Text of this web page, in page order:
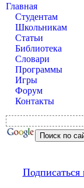
Главная
Студентам
Школьникам
Статьи
Библиотека
Словари
Программы
Игры
Форум
Контакты
Подписаться